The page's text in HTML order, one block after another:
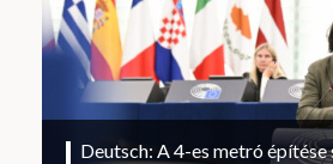
Deutsch: A 4-es metró építése